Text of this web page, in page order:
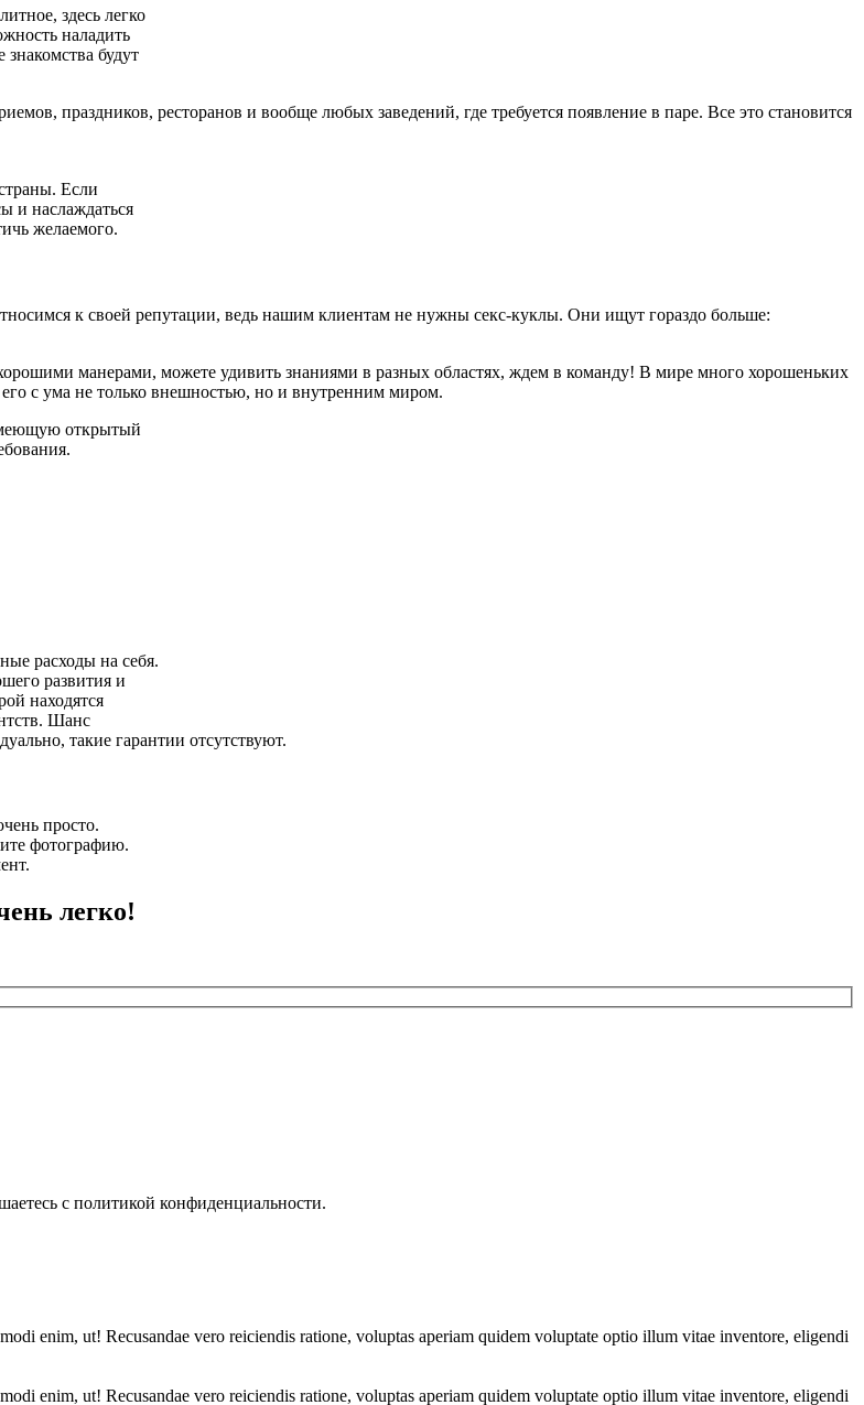
здесь легко
наладить
будут
праздников, ресторанов и вообще любых заведений, где требуется появление в паре. Все это становится
Если
и наслаждаться
желаемого.
к своей репутации, ведь нашим клиентам не нужны секс-куклы. Они ищут гораздо больше:
манерами, можете удивить знаниями в разных областях, ждем в команду! В мире много хорошеньких
с ума не только внешностью, но и внутренним миром.
открытый
расходы на себя.
развития и
находятся
Шанс
такие гарантии отсутствуют.
просто.
фотографию.
легко!
с политикой конфиденциальности.
enim, ut! Recusandae vero reiciendis ratione, voluptas aperiam quidem voluptate optio illum vitae inventore, eligendi
enim, ut! Recusandae vero reiciendis ratione, voluptas aperiam quidem voluptate optio illum vitae inventore, eligendi